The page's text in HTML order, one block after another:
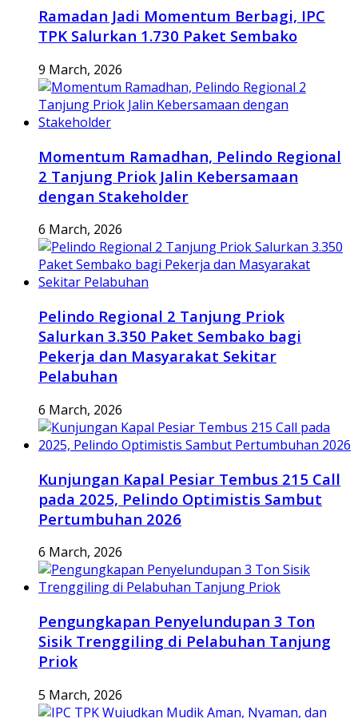
Ramadan Jadi Momentum Berbagi, IPC
TPK Salurkan 1.730 Paket Sembako
9 March, 2026
Momentum Ramadhan, Pelindo Regional
2 Tanjung Priok Jalin Kebersamaan
dengan Stakeholder
6 March, 2026
Pelindo Regional 2 Tanjung Priok
Salurkan 3.350 Paket Sembako bagi
Pekerja dan Masyarakat Sekitar
Pelabuhan
6 March, 2026
Kunjungan Kapal Pesiar Tembus 215 Call
pada 2025, Pelindo Optimistis Sambut
Pertumbuhan 2026
6 March, 2026
Pengungkapan Penyelundupan 3 Ton
Sisik Trenggiling di Pelabuhan Tanjung
Priok
5 March, 2026